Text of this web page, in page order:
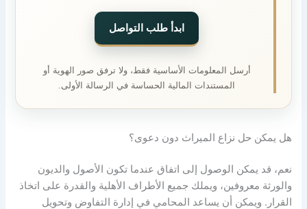
ابدأ طلب التواصل
أرسل المعلومات الأساسية فقط، ولا ترفق صور الهوية أو
المستندات المالية الحساسة في الرسالة الأولى.
هل يمكن حل نزاع الميراث دون دعوى؟
نعم، قد يمكن الوصول إلى اتفاق عندما تكون الأصول والديون
والورثة معروفين، ويملك جميع الأطراف الأهلية والقدرة على اتخاذ
القرار. ويمكن أن يساعد المحامي في إدارة التفاوض وتحويل